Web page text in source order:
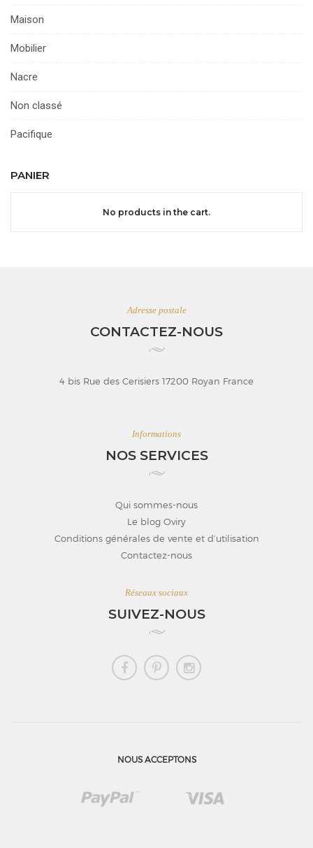
Maison
Mobilier
Nacre
Non classé
Pacifique
PANIER
No products in the cart.
Adresse postale
CONTACTEZ-NOUS
4 bis Rue des Cerisiers 17200 Royan France
Informations
NOS SERVICES
Qui sommes-nous
Le blog Oviry
Conditions générales de vente et d’utilisation
Contactez-nous
Réseaux sociaux
SUIVEZ-NOUS
NOUS ACCEPTONS